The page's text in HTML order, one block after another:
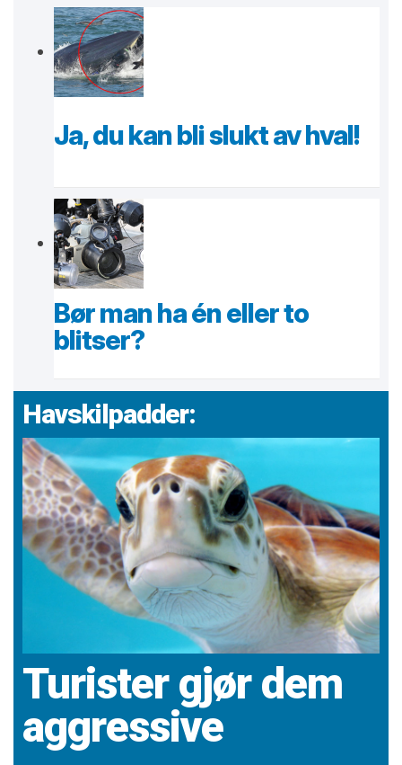
Ja, du kan bli slukt av hval!
Bør man ha én eller to
blitser?
Havskilpadder:
Turister gjør dem
aggressive